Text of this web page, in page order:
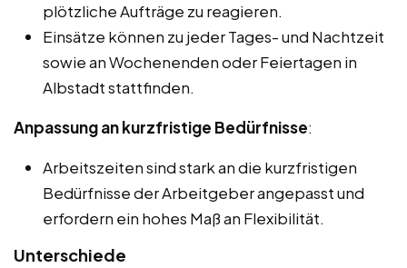
plötzliche Aufträge zu reagieren.
Einsätze können zu jeder Tages- und Nachtzeit
sowie an Wochenenden oder Feiertagen in
Albstadt stattfinden.
Anpassung an kurzfristige Bedürfnisse:
Arbeitszeiten sind stark an die kurzfristigen
Bedürfnisse der Arbeitgeber angepasst und
erfordern ein hohes Maß an Flexibilität.
Unterschiede